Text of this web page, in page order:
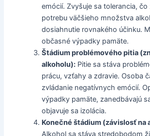
emócií. Zvyšuje sa tolerancia, čo
potrebu väčšieho množstva
dosiahnutie rovnakého účinku.
občasné výpadky pamäte.
Štádium problémového pitia
alkoholu): Pitie sa stáva
prácu, vzťahy a zdravie. Osoba
zvládanie negatívnych emócií.
výpadky pamäte, zanedbávajú
objavuje sa izolácia.
Konečné štádium (závislosť na
Alkohol sa stáva stredobodom